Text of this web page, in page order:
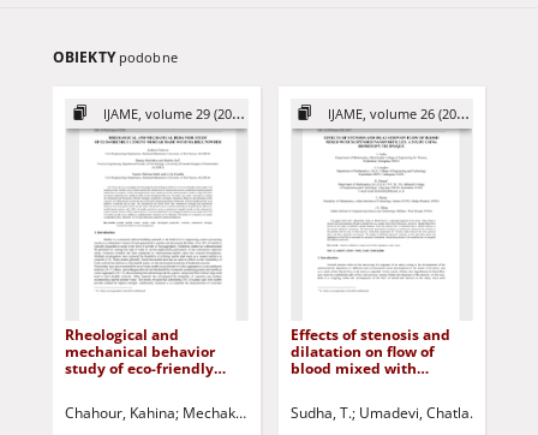
OBIEKTY podobne
IJAME, volume 29 (2024)
Rheological and
mechanical behavior
study of eco-friendly
Chahour, Kahina Mechakra, Hamza Safi, Brahim Dehbi, Nacera-
IJAME, volume 26 (2021)
Effects of stenosis and
dilatation on flow of
blood mixed with
using homotopy
Sudha, T. Umadevi, Chatla